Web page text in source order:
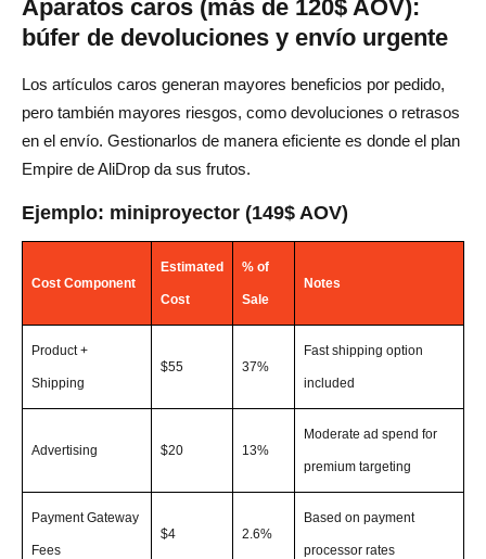
Aparatos caros (más de 120$ AOV):
búfer de devoluciones y envío urgente
Los artículos caros generan mayores beneficios por pedido,
pero también mayores riesgos, como devoluciones o retrasos
en el envío. Gestionarlos de manera eficiente es donde el plan
Empire de AliDrop da sus frutos.
Ejemplo: miniproyector (149$ AOV)
Cost Component
Estimated
Cost
% of
Sale
Notes
Product +
Shipping
$55 37%
Fast shipping option
included
Advertising $20 13%
Moderate ad spend for
premium targeting
Payment Gateway
Fees
$4 2.6%
Based on payment
processor rates